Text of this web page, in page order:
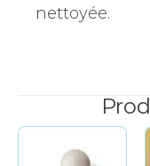
nettoyée.